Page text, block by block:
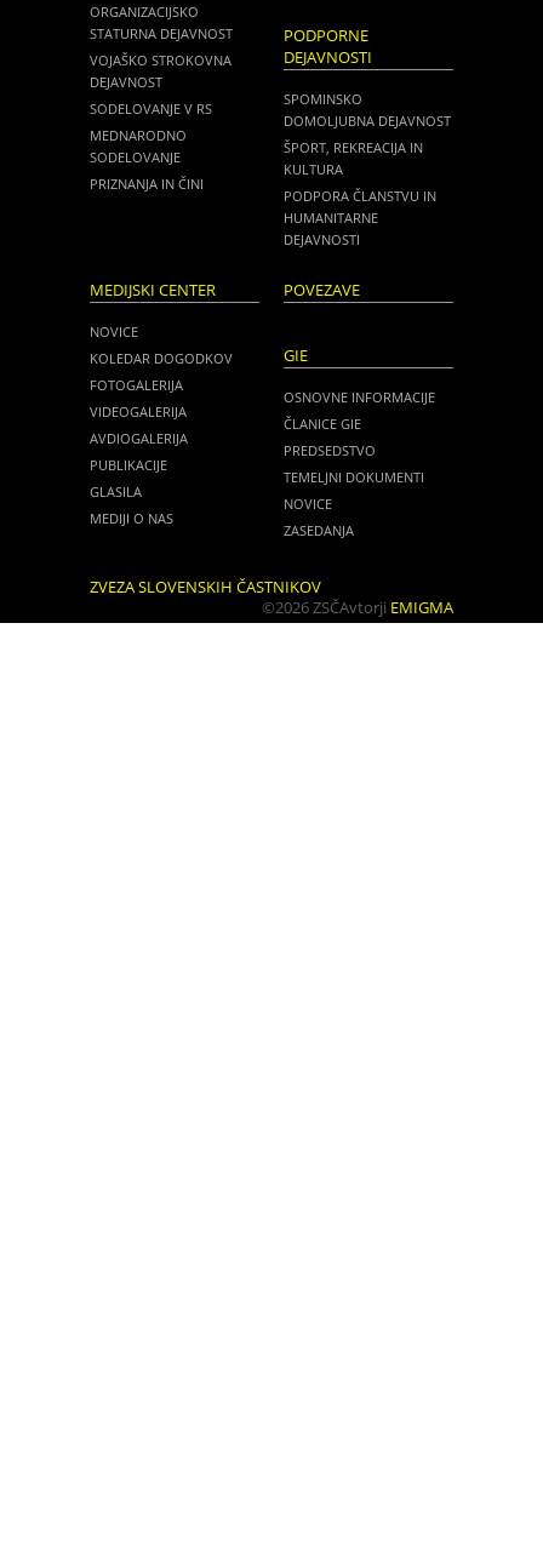
ORGANIZACIJSKO
STATURNA DEJAVNOST
VOJAŠKO STROKOVNA
DEJAVNOST
SODELOVANJE V RS
MEDNARODNO
SODELOVANJE
PRIZNANJA IN ČINI
PODPORNE
DEJAVNOSTI
SPOMINSKO
DOMOLJUBNA DEJAVNOST
ŠPORT, REKREACIJA IN
KULTURA
PODPORA ČLANSTVU IN
HUMANITARNE
DEJAVNOSTI
MEDIJSKI CENTER
NOVICE
KOLEDAR DOGODKOV
FOTOGALERIJA
VIDEOGALERIJA
AVDIOGALERIJA
PUBLIKACIJE
GLASILA
MEDIJI O NAS
POVEZAVE
GIE
OSNOVNE INFORMACIJE
ČLANICE GIE
PREDSEDSTVO
TEMELJNI DOKUMENTI
NOVICE
ZASEDANJA
ZVEZA SLOVENSKIH ČASTNIKOV
©2026 ZSČAvtorji EMIGMA